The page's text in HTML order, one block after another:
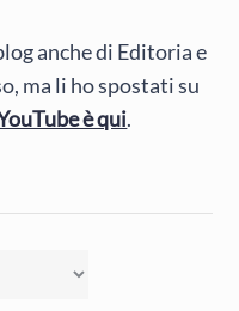
anche di Editoria e
ma li ho spostati su
è qui.